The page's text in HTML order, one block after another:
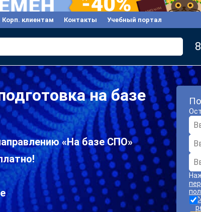
Корп. клиентам Контакты Учебный портал
на базе
«На базе СПО»